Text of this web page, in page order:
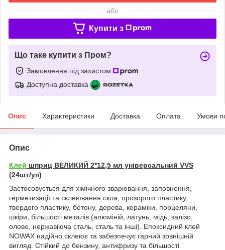
або
Купити з
Що таке купити з Пром?
Замовлення під захистом
Доступна доставка
Опис Характеристики Доставка Оплата Умови
Опис
Клей шприц ВЕЛИКИЙ 2*12,5 мл універсальний VVS
(24шт/уп)
Застосовується для хімічного зварювання, заповнення,
герметизації та склеювання скла, прозорого пластику,
твердого пластику, бетону, дерева, кераміки, порцеляни,
шкіри, більшості металів (алюміній, латунь, мідь, залізо,
олово, нержавіюча сталь, сталь та інші). Епоксидний клей
NOWAX надійно склеює та забезпечує гарний зовнішній
вигляд. Стійкий до бензину, антифризу та більшості